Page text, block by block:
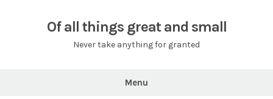
Of all things great and small
Never take anything for granted
Menu